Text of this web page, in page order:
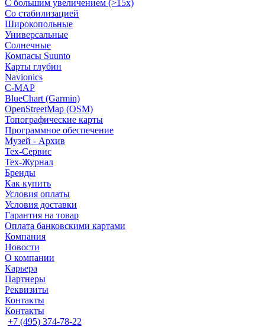
С большим увеличением (>15x)
Со стабилизацией
Широкопольные
Универсальные
Солнечные
Компасы Suunto
Карты глубин
Navionics
C-MAP
BlueChart (Garmin)
OpenStreetMap (OSM)
Топографические карты
Программное обеспечение
Музей - Архив
Tex-Сервис
Тех-Журнал
Бренды
Как купить
Условия оплаты
Условия доставки
Гарантия на товар
Оплата банковскими картами
Компания
Новости
О компании
Карьера
Партнеры
Реквизиты
Контакты
Контакты
+7 (495) 374-78-22